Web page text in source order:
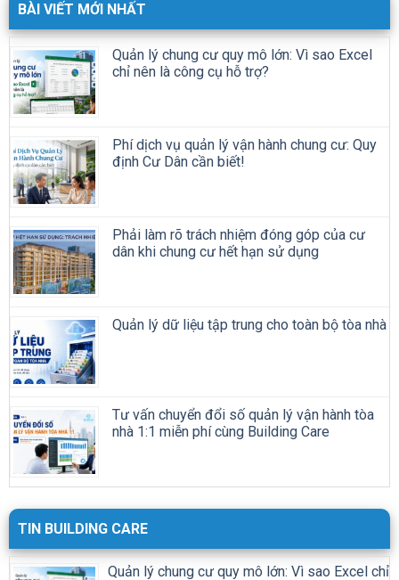
BÀI VIẾT MỚI NHẤT
Quản lý chung cư quy mô lớn: Vì sao Excel
chỉ nên là công cụ hỗ trợ?
Phí dịch vụ quản lý vận hành chung cư: Quy
định Cư Dân cần biết!
Phải làm rõ trách nhiệm đóng góp của cư
dân khi chung cư hết hạn sử dụng
Quản lý dữ liệu tập trung cho toàn bộ tòa nhà
Tư vấn chuyển đổi số quản lý vận hành tòa
nhà 1:1 miễn phí cùng Building Care
TIN BUILDING CARE
Quản lý chung cư quy mô lớn: Vì sao Excel chỉ